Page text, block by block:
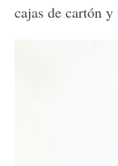
cajas de cartón